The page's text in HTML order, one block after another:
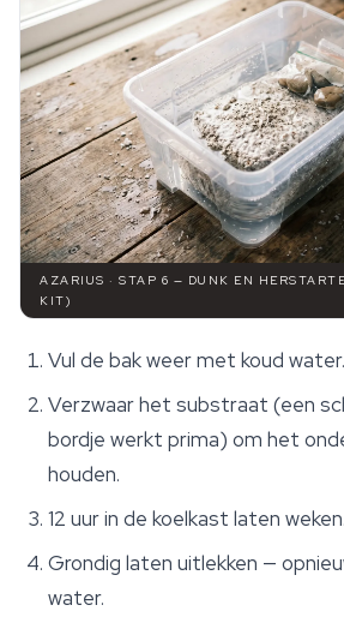
AZARIUS · STAP 6 — DUNK EN
KIT)
Vul de bak weer met koud water.
Verzwaar het substraat (een
bordje werkt prima) om het
houden.
12 uur in de koelkast laten weken.
Grondig laten uitlekken —
water.